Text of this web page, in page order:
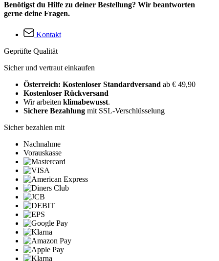
Benötigst du Hilfe zu deiner Bestellung? Wir beantworten
gerne deine Fragen.
Kontakt
Geprüfte Qualität
Sicher und vertraut einkaufen
Österreich: Kostenloser Standardversand ab € 49,90
Kostenloser Rückversand
Wir arbeiten klimabewusst.
Sichere Bezahlung mit SSL-Verschlüsselung
Sicher bezahlen mit
Nachnahme
Vorauskasse